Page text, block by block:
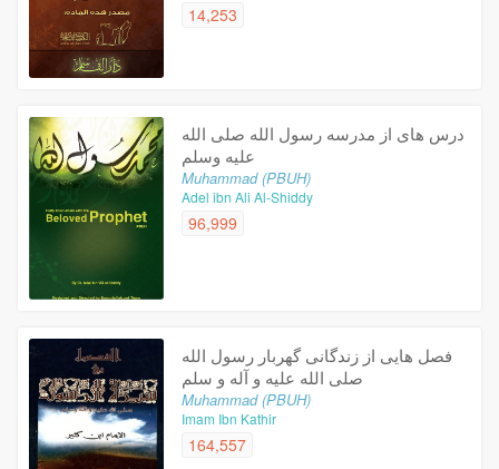
14,253
درس های از مدرسه رسول الله صلی الله
علیه وسلم
Muhammad (PBUH)
Adel ibn Ali Al-Shiddy
96,999
فصل هایی از زندگانی گهربار رسول الله
صلی الله علیه و آله و سلم
Muhammad (PBUH)
Imam Ibn Kathir
164,557